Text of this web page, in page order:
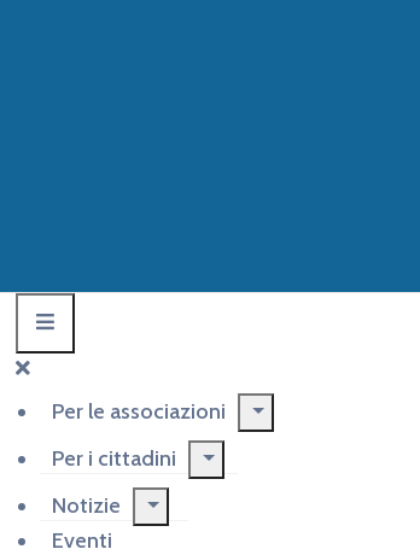
Per le associazioni
Per i cittadini
Notizie
Eventi